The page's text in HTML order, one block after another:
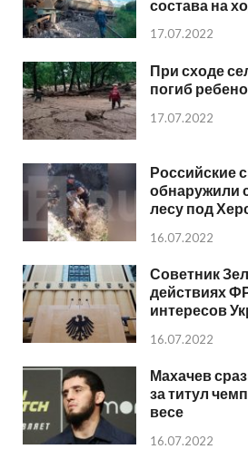
состава на
17.07.2022
При сходе
погиб
17.07.2022
Российские
обнаружили
лесу под
16.07.2022
Советник
действиях
интересов
16.07.2022
Махачев
за титул
весе
16.07.2022